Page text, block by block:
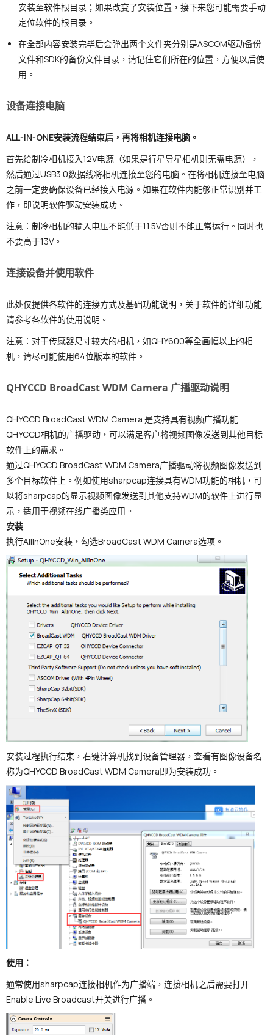
安装至软件根目录；如果改变了安装位置，接下来您可能需要手动
定位软件的根目录。
在全部内容安装完毕后会弹出两个文件夹分别是ASCOM驱动备份
文件和SDK的备份文件目录，请记住它们所在的位置，方便以后使
用。
设备连接电脑
ALL-IN-ONE安装流程结束后，再将相机连接电脑。
首先给制冷相机接入12V电源（如果是行星导星相机则无需电源），
然后通过USB3.0数据线将相机连接至您的电脑。在将相机连接至电脑
之前一定要确保设备已经接入电源。 如果在软件内能够正常识别并工
作，即说明软件驱动安装成功。
注意：制冷相机的输入电压不能低于11.5V否则不能正常运行。同时也
不要高于13V。
连接设备并使用软件
此处仅提供各软件的连接方式及基础功能说明，关于软件的详细功能
请参考各软件的使用说明。
注意：对于传感器尺寸较大的相机，如QHY600等全画幅以上的相
机，请尽可能使用64位版本的软件。
QHYCCD BroadCast WDM Camera 广播驱动说明
QHYCCD BroadCast WDM Camera 是支持具有视频广播功能
QHYCCD相机的广播驱动，可以满足客户将视频图像发送到其他目标
软件上的需求。
通过QHYCCD BroadCast WDM Camera广播驱动将视频图像发送到
多个目标软件上。例如使用sharpcap连接具有WDM功能的相机，可
以将sharpcap的显示视频图像发送到其他支持WDM的软件上进行显
示，适用于视频在线广播类应用。
安装
执行AllInOne安装，勾选BroadCast WDM Camera选项。
安装过程执行结束，右键计算机找到设备管理器，查看有图像设备名
称为QHYCCD BroadCast WDM Camera即为安装成功。
使用：
通常使用sharpcap连接相机作为广播端，连接相机之后需要打开
Enable Live Broadcast开关进行广播。